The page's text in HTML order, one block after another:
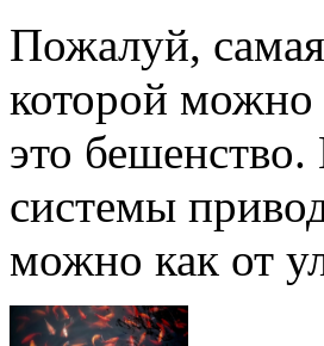
Пожалуй,
которой можно
это
системы
можно как от